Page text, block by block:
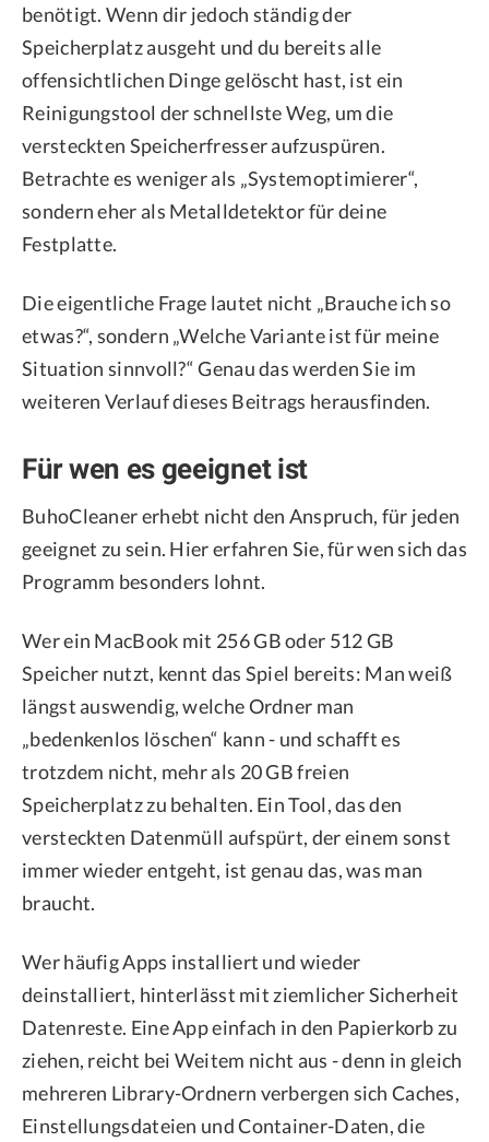
benötigt. Wenn dir jedoch ständig der
Speicherplatz ausgeht und du bereits alle
offensichtlichen Dinge gelöscht hast, ist ein
Reinigungstool der schnellste Weg, um die
versteckten Speicherfresser aufzuspüren.
Betrachte es weniger als „Systemoptimierer“,
sondern eher als Metalldetektor für deine
Festplatte.
Die eigentliche Frage lautet nicht „Brauche ich so
etwas?“, sondern „Welche Variante ist für meine
Situation sinnvoll?“ Genau das werden Sie im
weiteren Verlauf dieses Beitrags herausfinden.
Für wen es geeignet ist
BuhoCleaner erhebt nicht den Anspruch, für jeden
geeignet zu sein. Hier erfahren Sie, für wen sich das
Programm besonders lohnt.
Wer ein MacBook mit 256 GB oder 512 GB
Speicher nutzt, kennt das Spiel bereits: Man weiß
längst auswendig, welche Ordner man
„bedenkenlos löschen“ kann - und schafft es
trotzdem nicht, mehr als 20 GB freien
Speicherplatz zu behalten. Ein Tool, das den
versteckten Datenmüll aufspürt, der einem sonst
immer wieder entgeht, ist genau das, was man
braucht.
Wer häufig Apps installiert und wieder
deinstalliert, hinterlässt mit ziemlicher Sicherheit
Datenreste. Eine App einfach in den Papierkorb zu
ziehen, reicht bei Weitem nicht aus - denn in gleich
mehreren Library-Ordnern verbergen sich Caches,
Einstellungsdateien und Container-Daten, die